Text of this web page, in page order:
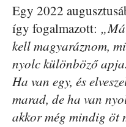
Egy 2022
így fogalmazott:
kell magyaráznom,
nyolc különböző
Ha van egy, és
marad, de ha van
akkor még mindig öt